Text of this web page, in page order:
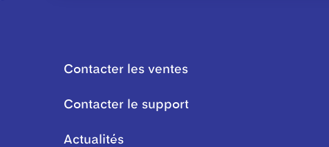
Contacter les ventes
Contacter le support
Actualités